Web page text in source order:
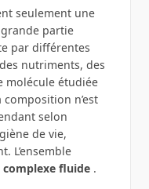
seulement une
partie
par différentes
nutriments, des
molécule étudiée
n’est
selon
de vie,
L’ensemble
complexe fluide.